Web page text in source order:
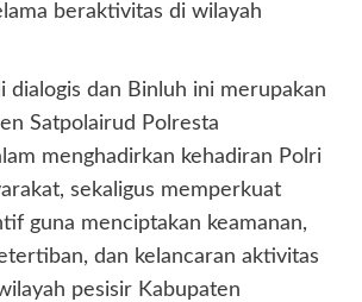
beraktivitas di wilayah
dialogis dan Binluh ini merupakan
Satpolairud Polresta
menghadirkan kehadiran Polri
sekaligus memperkuat
guna menciptakan keamanan,
dan kelancaran aktivitas
pesisir Kabupaten